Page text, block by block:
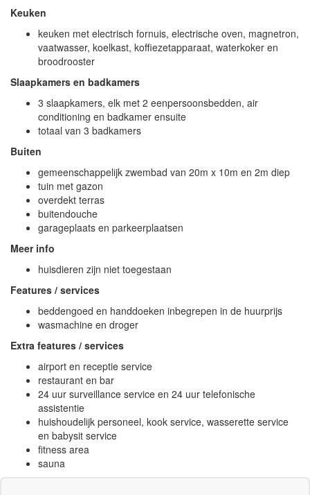
Keuken
keuken met electrisch fornuis, electrische oven, magnetron,
vaatwasser, koelkast, koffiezetapparaat, waterkoker en
broodrooster
Slaapkamers en badkamers
3 slaapkamers, elk met 2 eenpersoonsbedden, air
conditioning en badkamer ensuite
totaal van 3 badkamers
Buiten
gemeenschappelijk zwembad van 20m x 10m en 2m diep
tuin met gazon
overdekt terras
buitendouche
garageplaats en parkeerplaatsen
Meer info
huisdieren zijn niet toegestaan
Features / services
beddengoed en handdoeken inbegrepen in de huurprijs
wasmachine en droger
Extra features / services
airport en receptie service
restaurant en bar
24 uur surveillance service en 24 uur telefonische
assistentie
huishoudelijk personeel, kook service, wasserette service
en babysit service
fitness area
sauna